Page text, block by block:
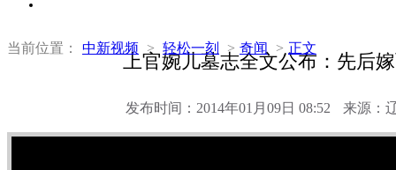
当前位置： 中新视频 > 轻松一刻 > 奇闻 > 正文
上官婉儿墓志全文公布：先后
发布时间：2014年01月09日 08:52 来源：